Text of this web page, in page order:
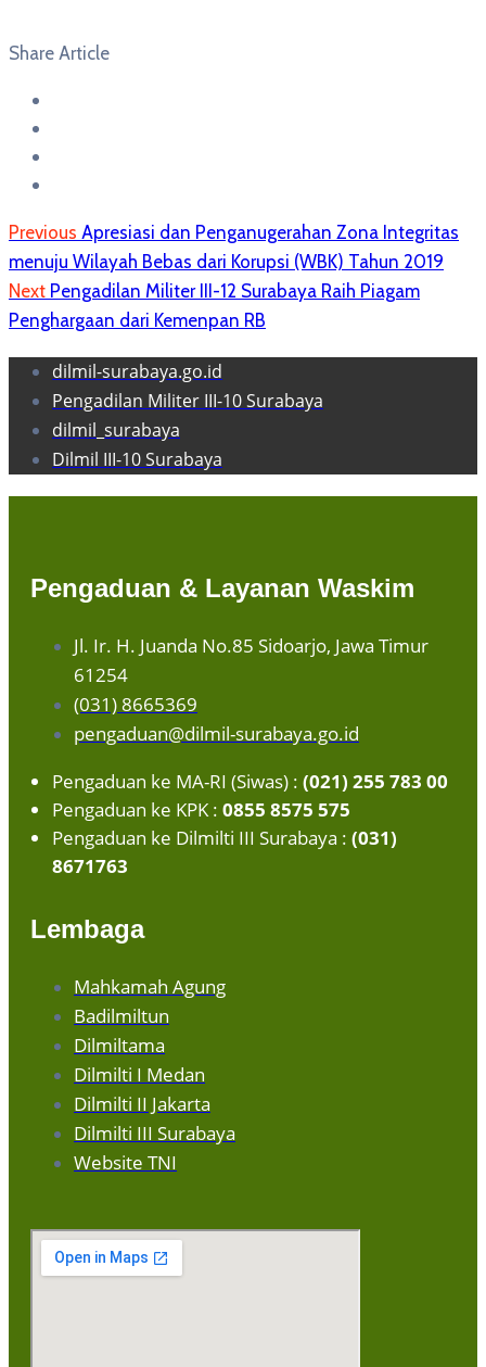
Share Article
Previous Apresiasi dan Penganugerahan Zona Integritas
menuju Wilayah Bebas dari Korupsi (WBK) Tahun 2019
Next Pengadilan Militer III-12 Surabaya Raih Piagam
Penghargaan dari Kemenpan RB
dilmil-surabaya.go.id
Pengadilan Militer III-10 Surabaya
dilmil_surabaya
Dilmil III-10 Surabaya
Pengaduan & Layanan Waskim
Jl. Ir. H. Juanda No.85 Sidoarjo, Jawa Timur
61254
(031) 8665369
pengaduan@dilmil-surabaya.go.id
Pengaduan ke MA-RI (Siwas) : (021) 255 783 00
Pengaduan ke KPK : 0855 8575 575
Pengaduan ke Dilmilti III Surabaya : (031)
8671763
Lembaga
Mahkamah Agung
Badilmiltun
Dilmiltama
Dilmilti I Medan
Dilmilti II Jakarta
Dilmilti III Surabaya
Website TNI